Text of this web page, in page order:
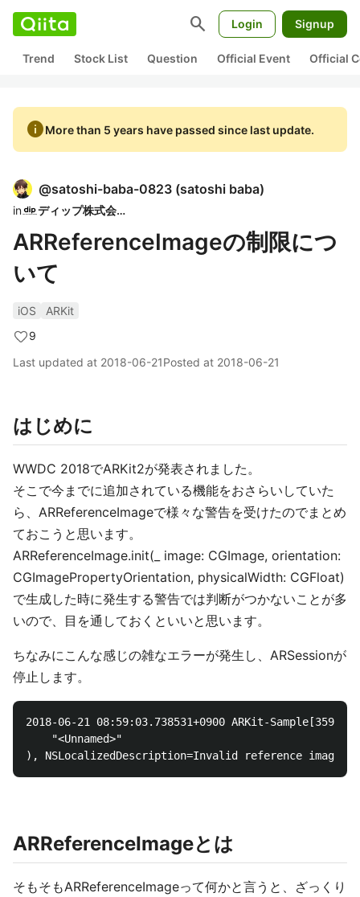
search Login Signup
Trend Stock List Question Official Event Official
infoMore than 5 years have passed since last update.
@satoshi-baba-0823 (satoshi baba)
in ディップ株式会社
ARReferenceImageの制限につ
いて
iOS
ARKit
9
Last updated at 2018-06-21Posted at 2018-06-21
はじめに
WWDC 2018でARKit2が発表されました。
そこで今までに追加されている機能をおさらいしていた
ら、ARReferenceImageで様々な警告を受けたのでまとめ
ておこうと思います。
ARReferenceImage.init(_ image: CGImage, orientation:
CGImagePropertyOrientation, physicalWidth: CGFloat)
で生成した時に発生する警告では判断がつかないことが多
いので、目を通しておくといいと思います。
ちなみにこんな感じの雑なエラーが発生し、ARSessionが
停止します。
2018-06-21 08:59:03.738531+0900 ARKit-
    "<Unnamed>"
ARReferenceImageとは
そもそもARReferenceImageって何かと言うと、ざっくり